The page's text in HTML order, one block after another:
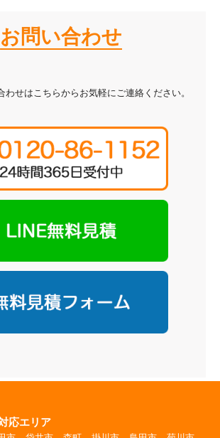
お問い合わせ
わせはこちらからお気軽にご連絡ください。
応エリア